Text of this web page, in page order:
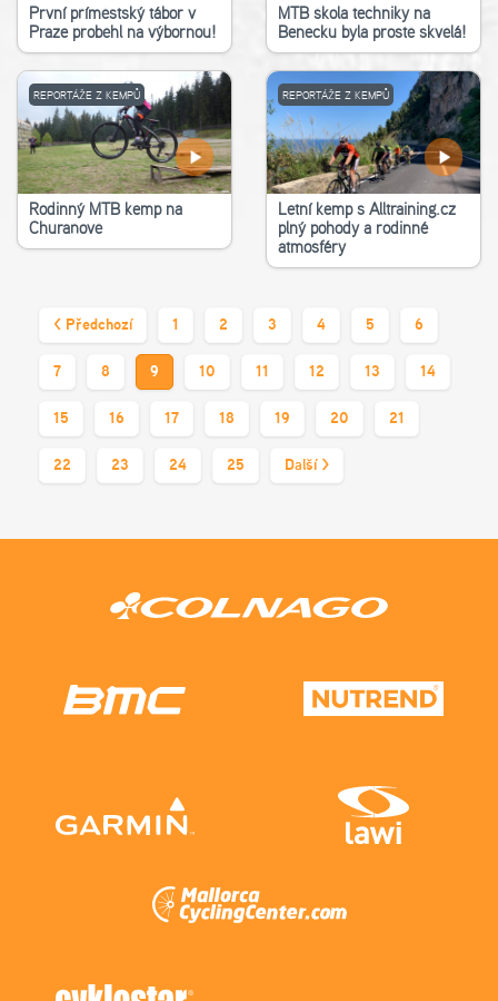
První příměstský tábor v
Praze proběhl na výbornou!
MTB škola techniky na
Benecku byla prostě skvělá!
REPORTÁŽE Z KEMPŮ
Rodinný MTB kemp na
Churaňově
REPORTÁŽE Z KEMPŮ
Letní kemp s Alltraining.cz
plný pohody a rodinné
atmosféry
< Předchozí 1 2 3 4 5 6
7 8 9 10 11 12 13 14
15 16 17 18 19 20 21
22 23 24 25 Další >